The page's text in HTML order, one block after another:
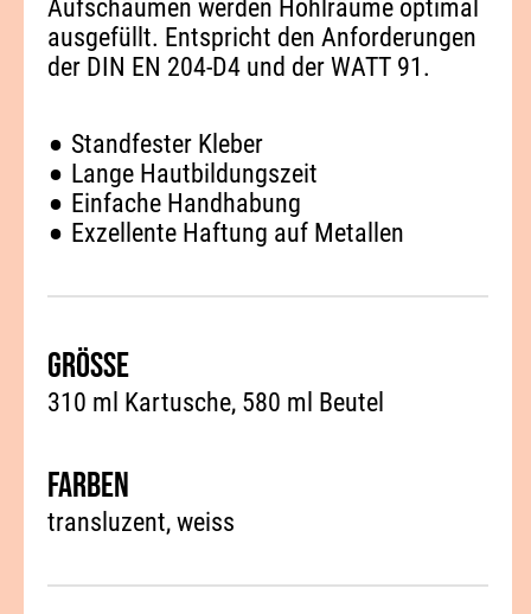
Aufschäumen werden Hohlräume optimal
ausgefüllt. Entspricht den Anforderungen
der DIN EN 204-D4 und der WATT 91.
Standfester Kleber
Lange Hautbildungszeit
Einfache Handhabung
Exzellente Haftung auf Metallen
Grösse
310 ml Kartusche, 580 ml Beutel
Farben
transluzent weiss